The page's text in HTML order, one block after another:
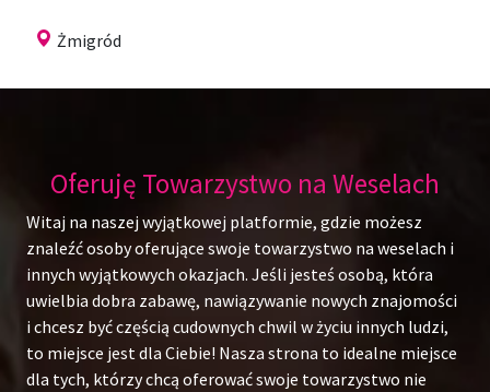
Żmigród
Oferuję Towarzystwo na Weselach
Witaj na naszej wyjątkowej platformie, gdzie możesz
znaleźć osoby oferujące swoje towarzystwo na weselach i
innych wyjątkowych okazjach. Jeśli jesteś osobą, która
uwielbia dobra zabawę, nawiązywanie nowych znajomości
i chcesz być częścią cudownych chwil w życiu innych ludzi,
to miejsce jest dla Ciebie! Nasza strona to idealne miejsce
dla tych, którzy chcą oferować swoje towarzystwo nie